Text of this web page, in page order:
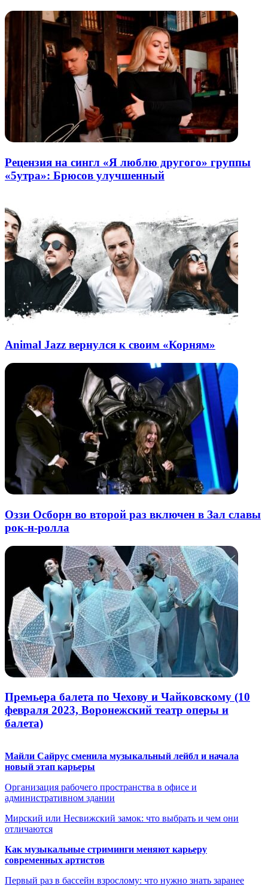
Рецензия на сингл «Я люблю другого» группы
«5утра»: Брюсов улучшенный
Animal Jazz вернулся к своим «Корням»
Оззи Осборн во второй раз включен в Зал славы
рок-н-ролла
Премьера балета по Чехову и Чайковскому (10
февраля 2023, Воронежский театр оперы и
балета)
Майли Сайрус сменила музыкальный лейбл и начала
новый этап карьеры
Организация рабочего пространства в офисе и
административном здании
Мирский или Несвижский замок: что выбрать и чем они
отличаются
Как музыкальные стриминги меняют карьеру
современных артистов
Первый раз в бассейн взрослому: что нужно знать заранее